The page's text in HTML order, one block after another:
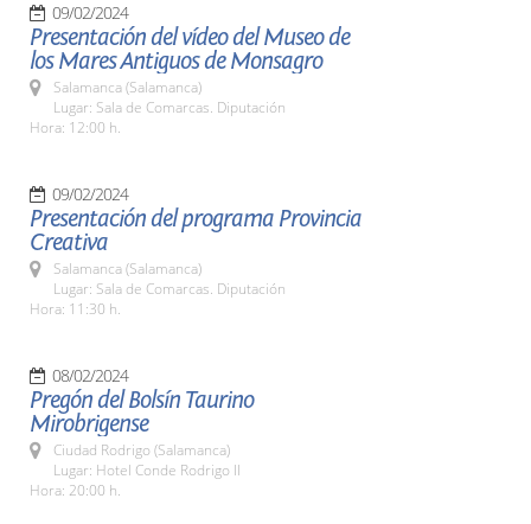
09/02/2024
Presentación del vídeo del Museo de
los Mares Antiguos de Monsagro
Salamanca (Salamanca)
Lugar: Sala de Comarcas. Diputación
Hora: 12:00 h.
09/02/2024
Presentación del programa Provincia
Creativa
Salamanca (Salamanca)
Lugar: Sala de Comarcas. Diputación
Hora: 11:30 h.
08/02/2024
Pregón del Bolsín Taurino
Mirobrigense
Ciudad Rodrigo (Salamanca)
Lugar: Hotel Conde Rodrigo II
Hora: 20:00 h.